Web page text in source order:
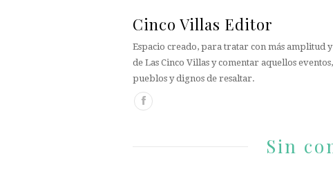
Cinco Villas Editor
Espacio creado, para tratar con más amplitud
de Las Cinco Villas y comentar aquellos
pueblos y dignos de resaltar.
Sin